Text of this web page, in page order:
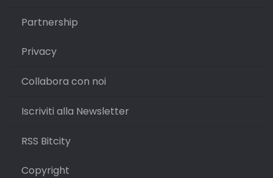
Partnership
Privacy
Collabora con noi
Iscriviti alla Newsletter
RSS Bitcity
Copyright